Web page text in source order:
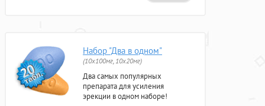
Набор "Два в одном"
(10x100мг, 10x20мг)
Два самых популярных
препарата для усиления
эрекции в одном наборе!